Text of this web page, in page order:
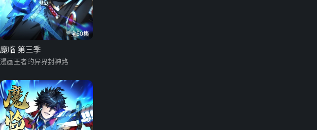
全50集
魔临 第三季
漫画王者的异界封神路